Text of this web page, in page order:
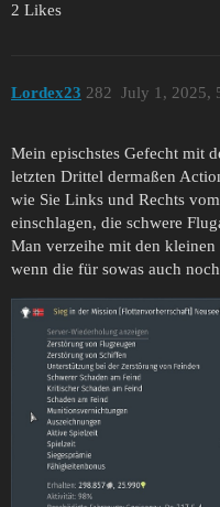
2 Likes
Lordex23 July 1, 2025,
282
Mein epischstes Gefecht mit
letzten Drittel dermaßen
wie Sie Links und Rechts
einschlagen, die schwere
Man verzeihe mit den kleinen
wenn die für sowas auch